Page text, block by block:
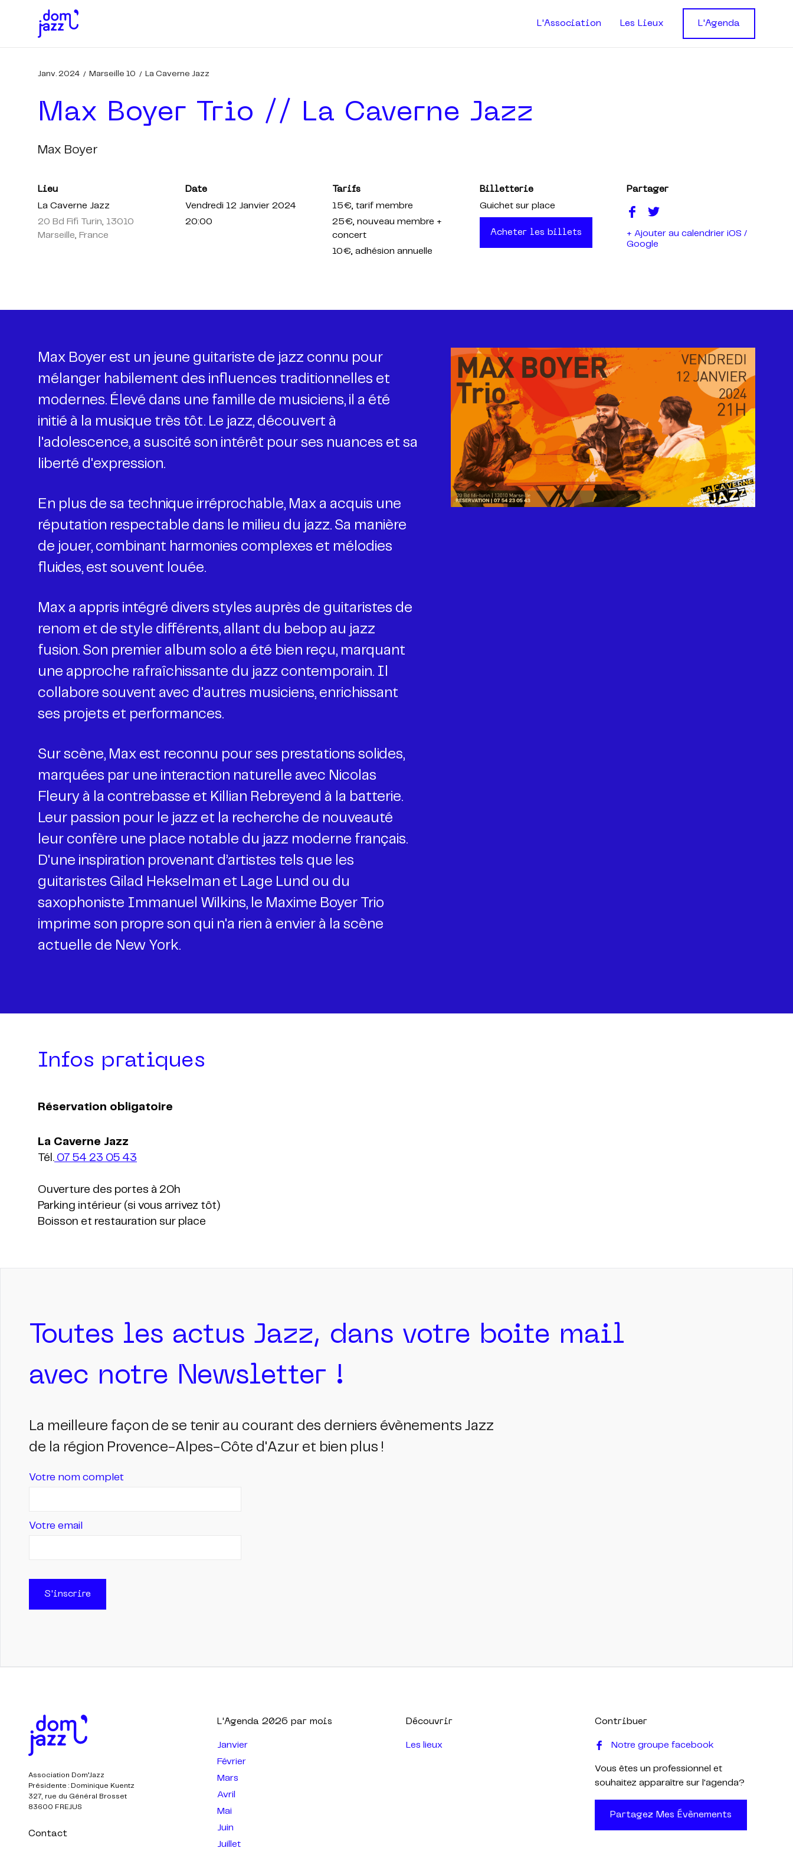
L'Association Les Lieux L'Agenda
Janv. 2024 Marseille 10 La Caverne Jazz
Max Boyer Trio // La Caverne Jazz
Max Boyer
Lieu
La Caverne Jazz
20 Bd Fifi Turin, 13010
Marseille, France
Date
Vendredi 12 Janvier 2024
20:00
Tarifs
15€, tarif membre
25€, nouveau membre +
concert
10€, adhésion annuelle
Billetterie
Guichet sur place
Acheter les billets
Partager
+ Ajouter au calendrier iOS /
Google
Max Boyer est un jeune guitariste de jazz connu pour
mélanger habilement des influences traditionnelles et
modernes. Élevé dans une famille de musiciens, il a été
initié à la musique très tôt. Le jazz, découvert à
l'adolescence, a suscité son intérêt pour ses nuances et sa
liberté d'expression.
En plus de sa technique irréprochable, Max a acquis une
réputation respectable dans le milieu du jazz. Sa manière
de jouer, combinant harmonies complexes et mélodies
fluides, est souvent louée.
Max a appris intégré divers styles auprès de guitaristes de
renom et de style différents, allant du bebop au jazz
fusion. Son premier album solo a été bien reçu, marquant
une approche rafraîchissante du jazz contemporain. Il
collabore souvent avec d'autres musiciens, enrichissant
ses projets et performances.
Sur scène, Max est reconnu pour ses prestations solides,
marquées par une interaction naturelle avec Nicolas
Fleury à la contrebasse et Killian Rebreyend à la batterie.
Leur passion pour le jazz et la recherche de nouveauté
leur confère une place notable du jazz moderne français.
D'une inspiration provenant d’artistes tels que les
guitaristes Gilad Hekselman et Lage Lund ou du
saxophoniste Immanuel Wilkins, le Maxime Boyer Trio
imprime son propre son qui n'a rien à envier à la scène
actuelle de New York.
Infos pratiques
Réservation obligatoire
Tél. 07 54 23 05 43
Ouverture des portes à 20h
Parking intérieur (si vous arrivez tôt)
Boisson et restauration sur place
Toutes les actus Jazz, dans votre boite mail
avec notre Newsletter !
La meilleure façon de se tenir au courant des derniers évènements Jazz
de la région Provence-Alpes-Côte d'Azur et bien plus !
Votre nom complet
Votre email
S'inscrire
Association Dom’Jazz
Présidente : Dominique Kuentz
327, rue du Général Brosset
83600 FREJUS
Contact
L'Agenda 2026 par mois
Janvier
Février
Mars
Avril
Mai
Juin
Juillet
Découvrir
Les lieux
Contribuer
Notre groupe facebook
Vous êtes un professionnel et
souhaitez apparaître sur l'agenda?
Partagez Mes Évènements